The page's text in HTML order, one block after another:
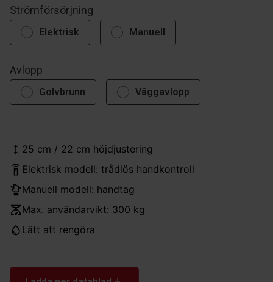
Strömförsörjning
Elektrisk Manuell
Avlopp
Golvbrunn Väggavlopp
25 cm / 22 cm höjdjustering
Elektrisk modell: trådlös handkontroll
Manuell modell: handtag
Max. användarvikt: 300 kg
Lätt att rengöra